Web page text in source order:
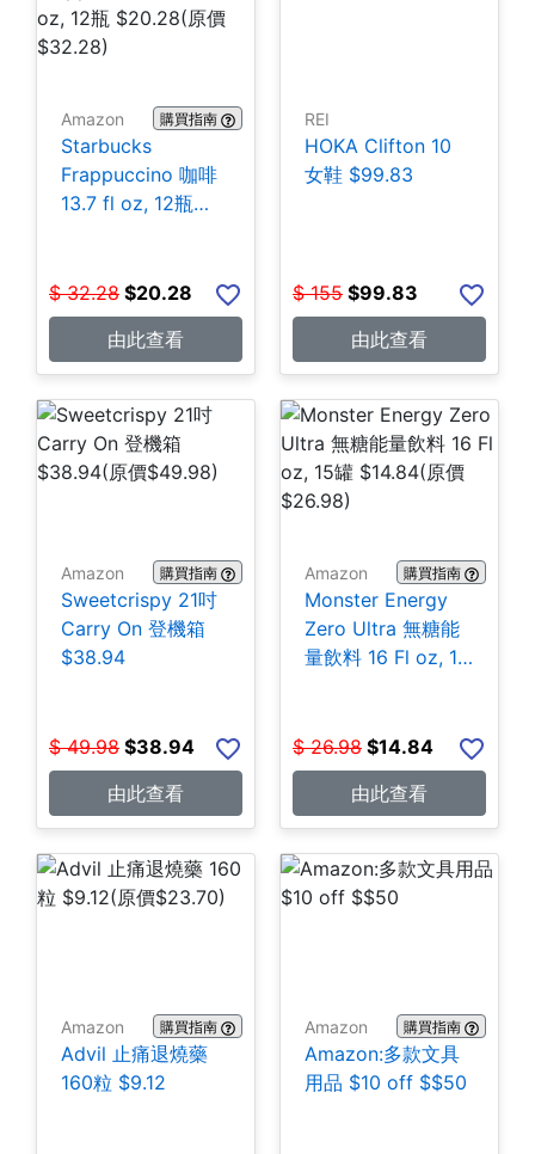
Amazon 購買指南
Starbucks
Frappuccino 咖啡
13.7 fl oz, 12瓶
$ 32.28 $20.28
由此查看
REI
HOKA Clifton 10
女鞋 $99.83
$ 155 $99.83
由此查看
Amazon 購買指南
Sweetcrispy 21吋
Carry On 登機箱
$38.94
$ 49.98 $38.94
由此查看
Amazon 購買指南
Monster Energy
Zero Ultra 無糖能
量飲料 16 Fl oz, 15
$ 26.98 $14.84
由此查看
Amazon 購買指南
Advil 止痛退燒藥
160粒 $9.12
Amazon 購買指南
Amazon:多款文具
用品 $10 off $$50